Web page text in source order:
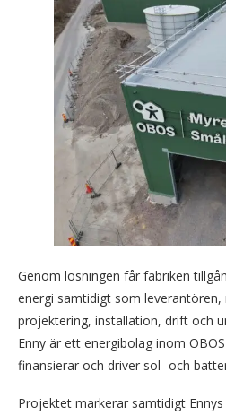
Genom lösningen får fabriken
energi samtidigt som
projektering, installation, drift och
Enny är ett energibolag inom
finansierar och driver sol- och
Projektet markerar samtidigt